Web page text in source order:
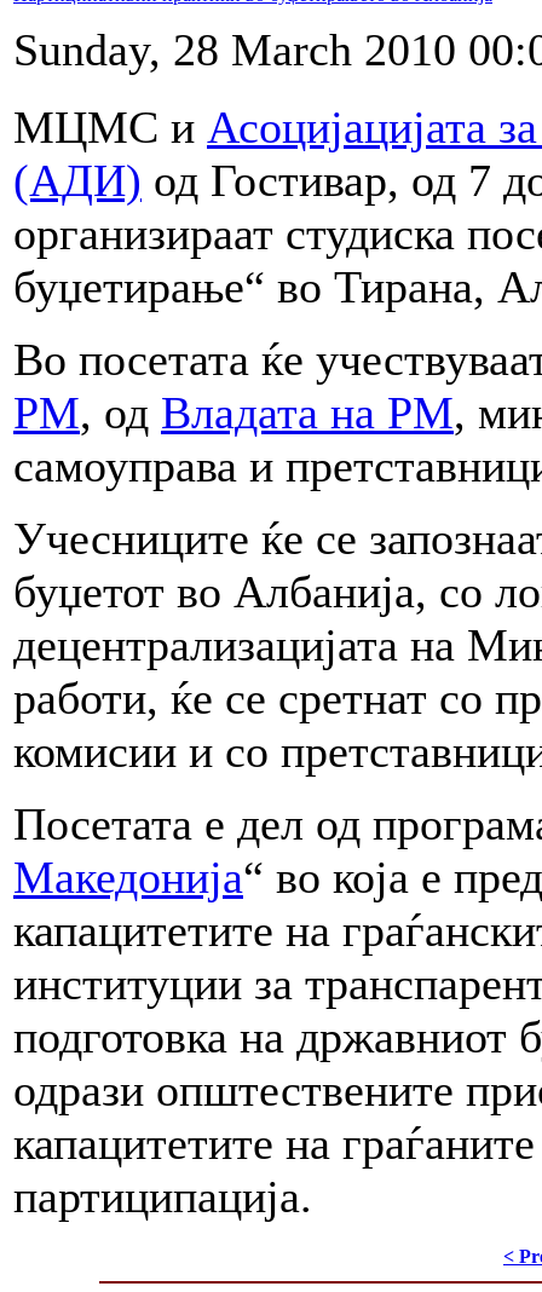
Sunday, 28 March 2010
МЦМС и Асоцијацијата
(АДИ) од Гостивар, од 7
организираат студиска
буџетирање“ во Тирана,
Во посетата ќе
РМ, од Владата на РМ,
самоуправа и
Учесниците ќе се
буџетот во Албанија, со
децентрализацијата на
работи, ќе се сретнат со
комисии и со
Посетата е дел од
Македонија“ во која е
капацитетите на
институции за
подготовка на државниот
одрази општествените
капацитетите на
партиципација.
<